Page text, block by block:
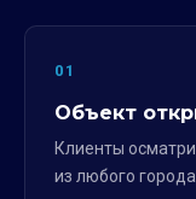
01
Объект
Клиенты
из любого города.